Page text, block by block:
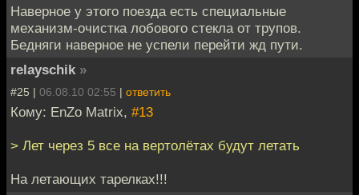
Наверное у этого поезда есть специальные
механизм-очистка лобового стекла от трупов.
Бедняги наверное не успели перейти жд пути.
relayschik »
#25 | 06.08.10 02:55 | ответить
Кому: EnZo Matrix, #13
> Лет через 5 все на вертолётах будут летать
На летающих тарелках!!!